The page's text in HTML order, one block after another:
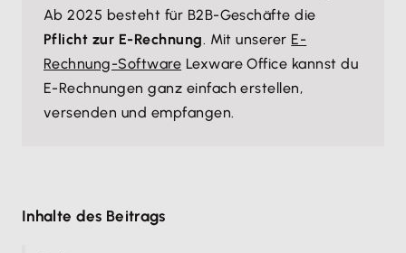
Ab 2025 besteht für B2B-Geschäfte die
Pflicht zur E-Rechnung. Mit unserer E-
Rechnung-Software Lexware Office kannst du
E-Rechnungen ganz einfach erstellen,
versenden und empfangen.
Inhalte des Beitrags